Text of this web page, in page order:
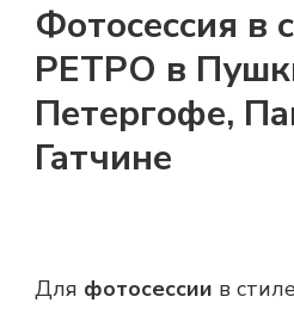
Фотосессия в
РЕТРО в
Петергофе,
Гатчине
Для фотосессии в